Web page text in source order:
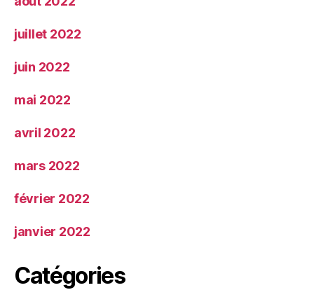
juillet 2022
juin 2022
mai 2022
avril 2022
mars 2022
février 2022
janvier 2022
Catégories